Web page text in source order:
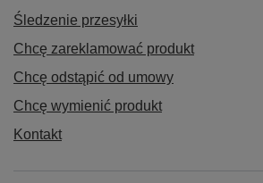
Śledzenie przesyłki
Chcę zareklamować produkt
Chcę odstąpić od umowy
Chcę wymienić produkt
Kontakt